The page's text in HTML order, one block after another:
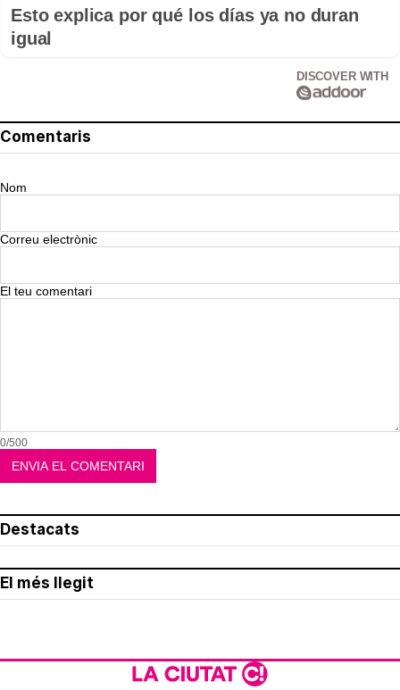
Esto explica por qué los días ya no duran
igual
DISCOVER WITH
Comentaris
Nom
Correu electrònic
El teu comentari
0/500
Destacats
El més llegit